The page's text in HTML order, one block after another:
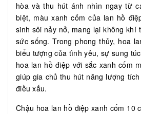
hòa và thu hút ánh nhìn ngay từ
biệt, màu xanh cốm của lan hồ
sinh sôi nảy nở, mang lại không khí
sức sống. Trong phong thủy, hoa
biểu tượng của tình yêu, sự sung
hoa lan hồ điệp với sắc xanh cốm
giúp gia chủ thu hút năng lượng
điều xấu.
Chậu hoa lan hồ điệp xanh cốm 10